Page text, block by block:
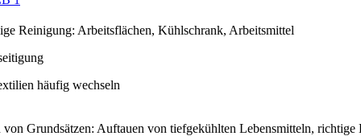
Reinigung: Arbeitsflächen, Kühlschrank, Arbeitsmittel
häufig wechseln
von Grundsätzen: Auftauen von tiefgekühlten Lebensmitteln,